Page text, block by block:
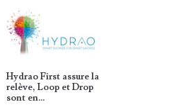
Hydrao First assure la
relève, Loop et Drop
sont en…